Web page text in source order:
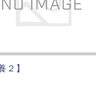
２】